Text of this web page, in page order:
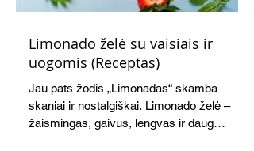
Limonado želė su vaisiais ir
uogomis (Receptas)
Jau pats žodis „Limonadas“ skamba
skaniai ir nostalgiškai. Limonado želė –
žaismingas, gaivus, lengvas ir daug